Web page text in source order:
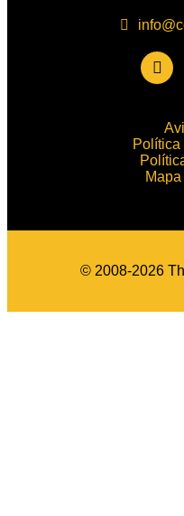
Política
© 2008-2026